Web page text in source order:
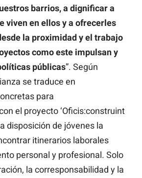
barrios, a dignificar a
viven en ellos y a ofrecerles
la proximidad y el trabajo
como este impulsan y
públicas”. Según
se traduce en
para
el proyecto ‘Oficis:construint
disposición de jóvenes la
itinerarios laborales
personal y profesional. Solo
la corresponsabilidad y la